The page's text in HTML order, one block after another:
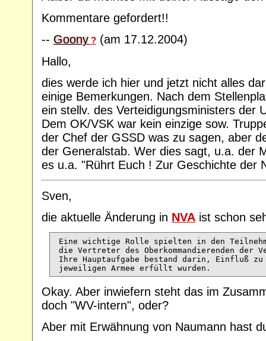
Kommentare gefordert!!
-- Goony ? (am 17.12.2004)
Hallo,
dies werde ich hier und jetzt nicht alles
einige Bemerkungen. Nach dem
ein stellv. des Verteidigungsministers der
Dem OK/VSK war kein einzige sow.
der Chef der GSSD was zu sagen, aber
der Generalstab. Wer dies sagt, u.a. der
es u.a. "Rührt Euch ! Zur Geschichte der
Sven,
die aktuelle Änderung in NVA ist schon
Eine wichtige Rolle spielten in den
die Vertreter des Oberkommandierenden
Ihre Hauptaufgabe bestand darin, Einfluß
Okay. Aber inwiefern steht das im
doch "WV-intern", oder?
Aber mit Erwähnung von Naumann hast